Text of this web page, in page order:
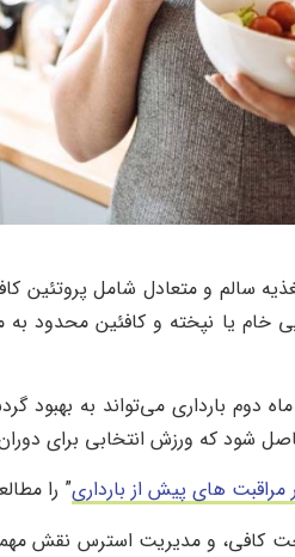
سالم و متعادل شامل پروتئین
خام یا نپخته و کافئین محدود
دوم بارداری می‌تواند به
شود که ورزش انتخابی برای
مراقبت های پیش از بارداری” را
کافی، و مدیریت استرس نقش